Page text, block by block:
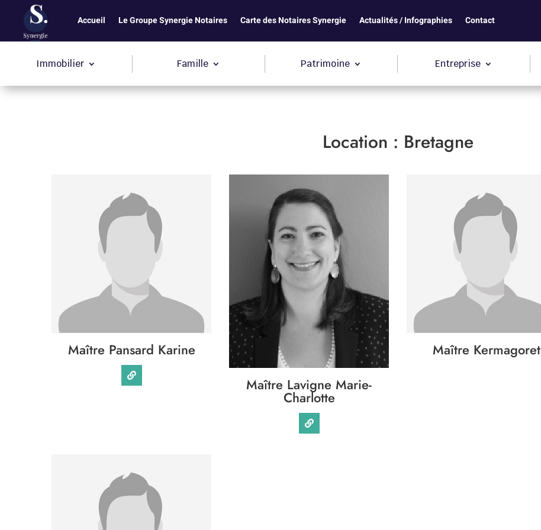
Accueil Le Groupe Synergie Notaires Carte des Notaires Synergie Actualités / Infographies Contact
Immobilier Famille Patrimoine Entreprise
Location : Bretagne
Maître Pansard Karine
Maître Lavigne Marie-
Charlotte
Maître Kermagoret